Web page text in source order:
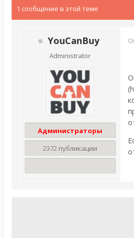
1 сообщение в этой теме
YouCanBuy
Administrator
Администраторы
2372 публикации